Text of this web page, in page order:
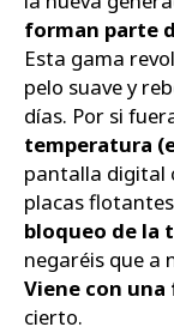
forman parte
Esta gama
pelo suave y
días. Por si
temperatura
pantalla digital
placas
bloqueo de la
negaréis que a
Viene con
cierto.